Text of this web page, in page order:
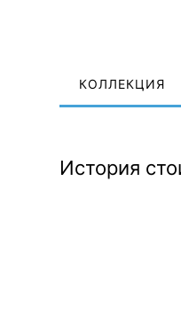
КОЛЛЕКЦИЯ
История